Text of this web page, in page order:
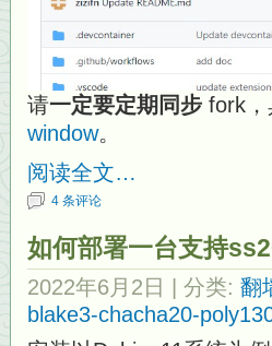
请一定要定期同步 fork
window。
阅读全文…
4 条评论
如何部署一台支持
2022年6月2日 | 分类: 翻
blake3-chacha20-